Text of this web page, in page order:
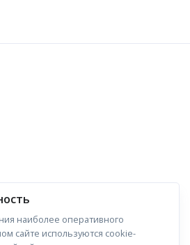
10 к1, оф.23
Информация
наиболее оперативного
сайте используются cookie-